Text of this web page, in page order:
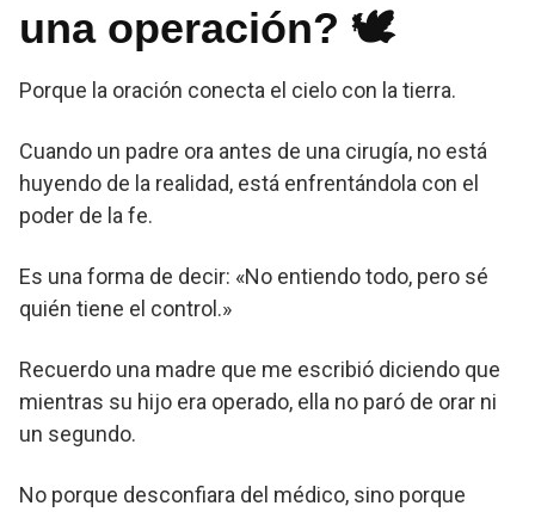
una operación? 🕊️
Porque la oración conecta el cielo con la tierra.
Cuando un padre ora antes de una cirugía, no está
huyendo de la realidad, está enfrentándola con el
poder de la fe.
Es una forma de decir: «No entiendo todo, pero sé
quién tiene el control.»
Recuerdo una madre que me escribió diciendo que
mientras su hijo era operado, ella no paró de orar ni
un segundo.
No porque desconfiara del médico, sino porque